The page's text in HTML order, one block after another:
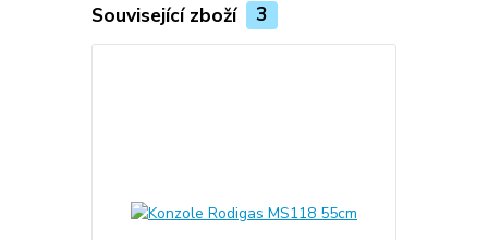
Související zboží 3